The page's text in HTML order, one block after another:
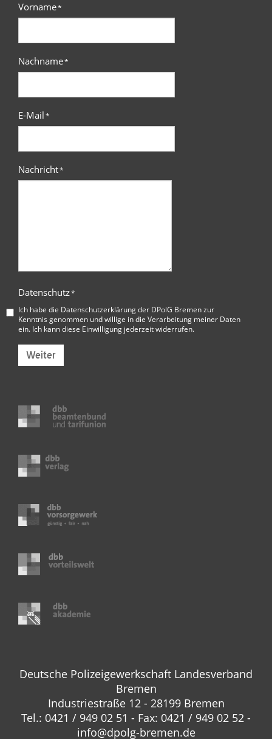
Vorname*
Nachname*
E-Mail*
Nachricht*
Datenschutz*
Ich habe die Datenschutzerklärung der DPolG Bremenzur
Kenntnis genommen und willige in die Verarbeitung meiner Daten
ein. Ich kann diese Einwilligung jederzeit widerrufen.
Weiter
Deutsche Polizeigewerkschaft Landesverband
Bremen
Industriestraße 12 - 28199 Bremen
Tel.: 0421 / 949 02 51 - Fax: 0421 / 949 02 52 -
info@dpolg-bremen.de